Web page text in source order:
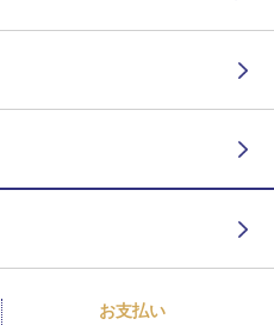
お支払い